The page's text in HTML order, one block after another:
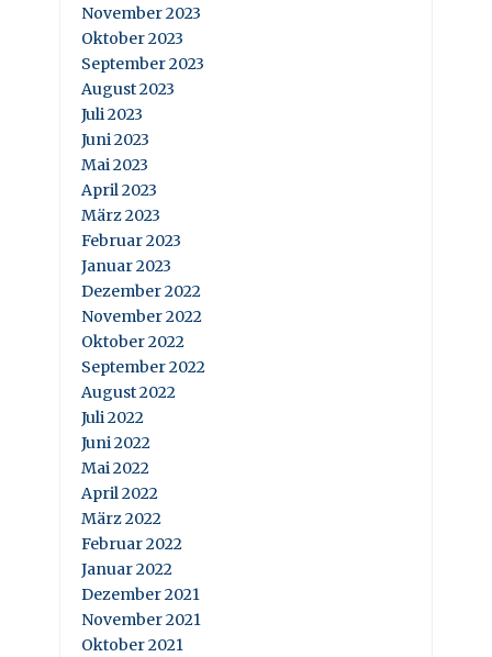
November 2023
Oktober 2023
September 2023
August 2023
Juli 2023
Juni 2023
Mai 2023
April 2023
März 2023
Februar 2023
Januar 2023
Dezember 2022
November 2022
Oktober 2022
September 2022
August 2022
Juli 2022
Juni 2022
Mai 2022
April 2022
März 2022
Februar 2022
Januar 2022
Dezember 2021
November 2021
Oktober 2021